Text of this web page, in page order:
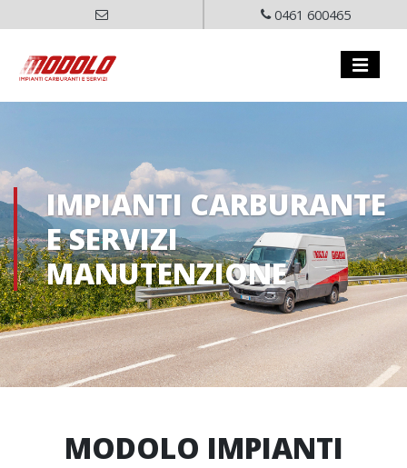
0461 600465
IMPIANTI CARBURANTE
E SERVIZI
MANUTENZIONE
MODOLO IMPIANTI